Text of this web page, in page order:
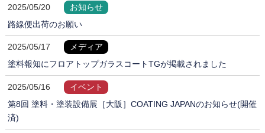
2025/05/20
お知らせ
路線便出荷のお願い
2025/05/17
メディア
塗料報知にフロアトップガラスコートTGが掲載されました
2025/05/16
イベント
第8回 塗料・塗装設備展［大阪］COATING JAPANのお知らせ(開催
済)